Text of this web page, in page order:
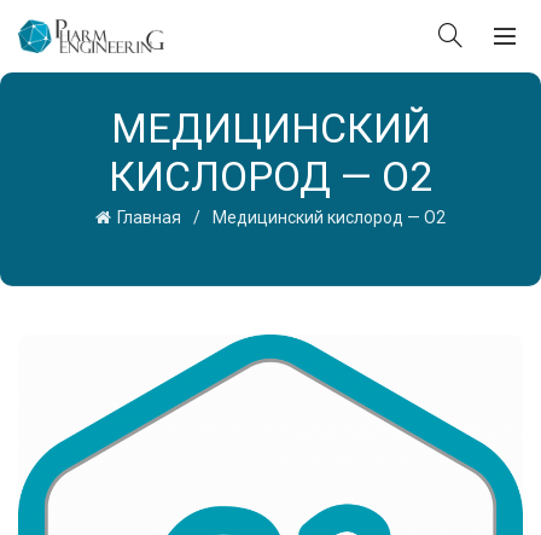
МЕДИЦИНСКИЙ
КИСЛОРОД — O2
Главная Медицинский кислород — O2